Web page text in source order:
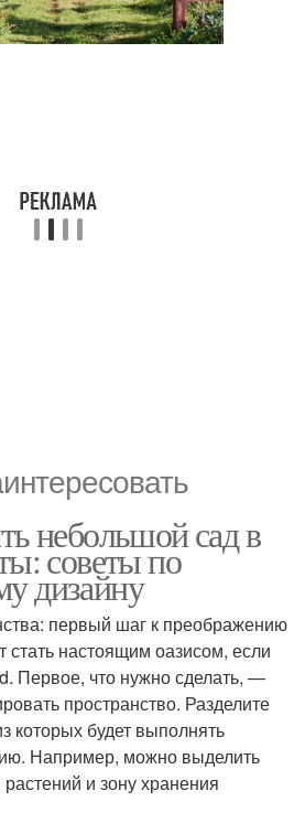
небольшой сад в
советы по
дизайну
первый шаг к преображению
настоящим оазисом, если
Первое, что нужно сделать, —
пространство. Разделите
которых будет выполнять
Например, можно выделить
и зону хранения